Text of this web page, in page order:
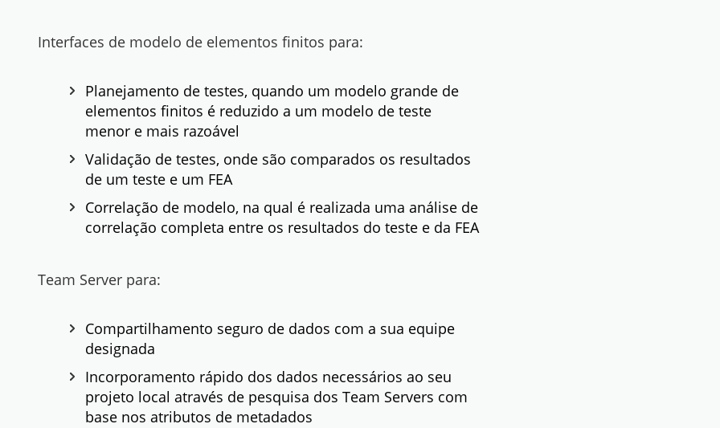
Interfaces de modelo de elementos finitos para:
Planejamento de testes, quando um modelo grande de
elementos finitos é reduzido a um modelo de teste
menor e mais razoável
Validação de testes, onde são comparados os resultados
de um teste e um FEA
Correlação de modelo, na qual é realizada uma análise de
correlação completa entre os resultados do teste e da FEA
Team Server para:
Compartilhamento seguro de dados com a sua equipe
designada
Incorporamento rápido dos dados necessários ao seu
projeto local através de pesquisa dos Team Servers com
base nos atributos de metadados